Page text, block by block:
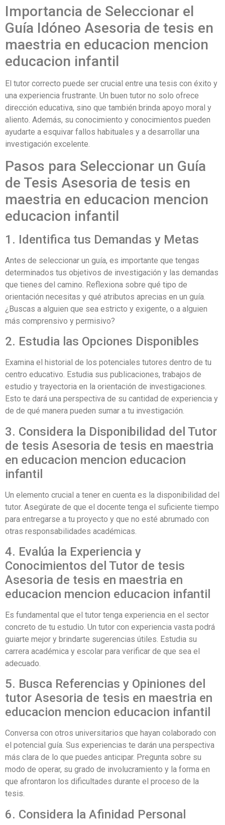
Importancia de Seleccionar el
Guía Idóneo Asesoria de tesis en
maestria en educacion mencion
educacion infantil
El tutor correcto puede ser crucial entre una tesis con éxito y
una experiencia frustrante. Un buen tutor no solo ofrece
dirección educativa, sino que también brinda apoyo moral y
aliento. Además, su conocimiento y conocimientos pueden
ayudarte a esquivar fallos habituales y a desarrollar una
investigación excelente.
Pasos para Seleccionar un Guía
de Tesis Asesoria de tesis en
maestria en educacion mencion
educacion infantil
1. Identifica tus Demandas y Metas
Antes de seleccionar un guía, es importante que tengas
determinados tus objetivos de investigación y las demandas
que tienes del camino. Reflexiona sobre qué tipo de
orientación necesitas y qué atributos aprecias en un guía.
¿Buscas a alguien que sea estricto y exigente, o a alguien
más comprensivo y permisivo?
2. Estudia las Opciones Disponibles
Examina el historial de los potenciales tutores dentro de tu
centro educativo. Estudia sus publicaciones, trabajos de
estudio y trayectoria en la orientación de investigaciones.
Esto te dará una perspectiva de su cantidad de experiencia y
de de qué manera pueden sumar a tu investigación.
3. Considera la Disponibilidad del Tutor
de tesis Asesoria de tesis en maestria
en educacion mencion educacion
infantil
Un elemento crucial a tener en cuenta es la disponibilidad del
tutor. Asegúrate de que el docente tenga el suficiente tiempo
para entregarse a tu proyecto y que no esté abrumado con
otras responsabilidades académicas.
4. Evalúa la Experiencia y
Conocimientos del Tutor de tesis
Asesoria de tesis en maestria en
educacion mencion educacion infantil
Es fundamental que el tutor tenga experiencia en el sector
concreto de tu estudio. Un tutor con experiencia vasta podrá
guiarte mejor y brindarte sugerencias útiles. Estudia su
carrera académica y escolar para verificar de que sea el
adecuado.
5. Busca Referencias y Opiniones del
tutor Asesoria de tesis en maestria en
educacion mencion educacion infantil
Conversa con otros universitarios que hayan colaborado con
el potencial guía. Sus experiencias te darán una perspectiva
más clara de lo que puedes anticipar. Pregunta sobre su
modo de operar, su grado de involucramiento y la forma en
que afrontaron los dificultades durante el proceso de la
tesis.
6. Considera la Afinidad Personal